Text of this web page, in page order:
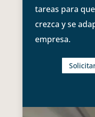
tareas para
crezca y se
empresa.